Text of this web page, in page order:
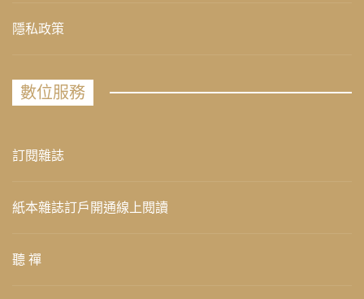
隱私政策
數位服務
訂閱雜誌
紙本雜誌訂戶開通線上閱讀
聽 禪